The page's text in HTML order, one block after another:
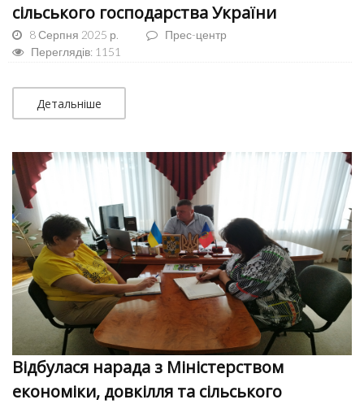
сільського господарства України
8 Серпня 2025 р.
Прес-центр
Переглядів: 1151
Детальніше
Відбулася нарада з Міністерством
економіки, довкілля та сільського